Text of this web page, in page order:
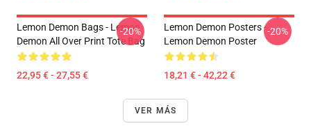
Lemon Demon Bags - Lemon
Demon All Over Print Tote Bag
22,95 € - 27,55 €
-20%
Lemon Demon Posters -
Lemon Demon Poster
18,21 € - 42,22 €
-20%
VER MÁS